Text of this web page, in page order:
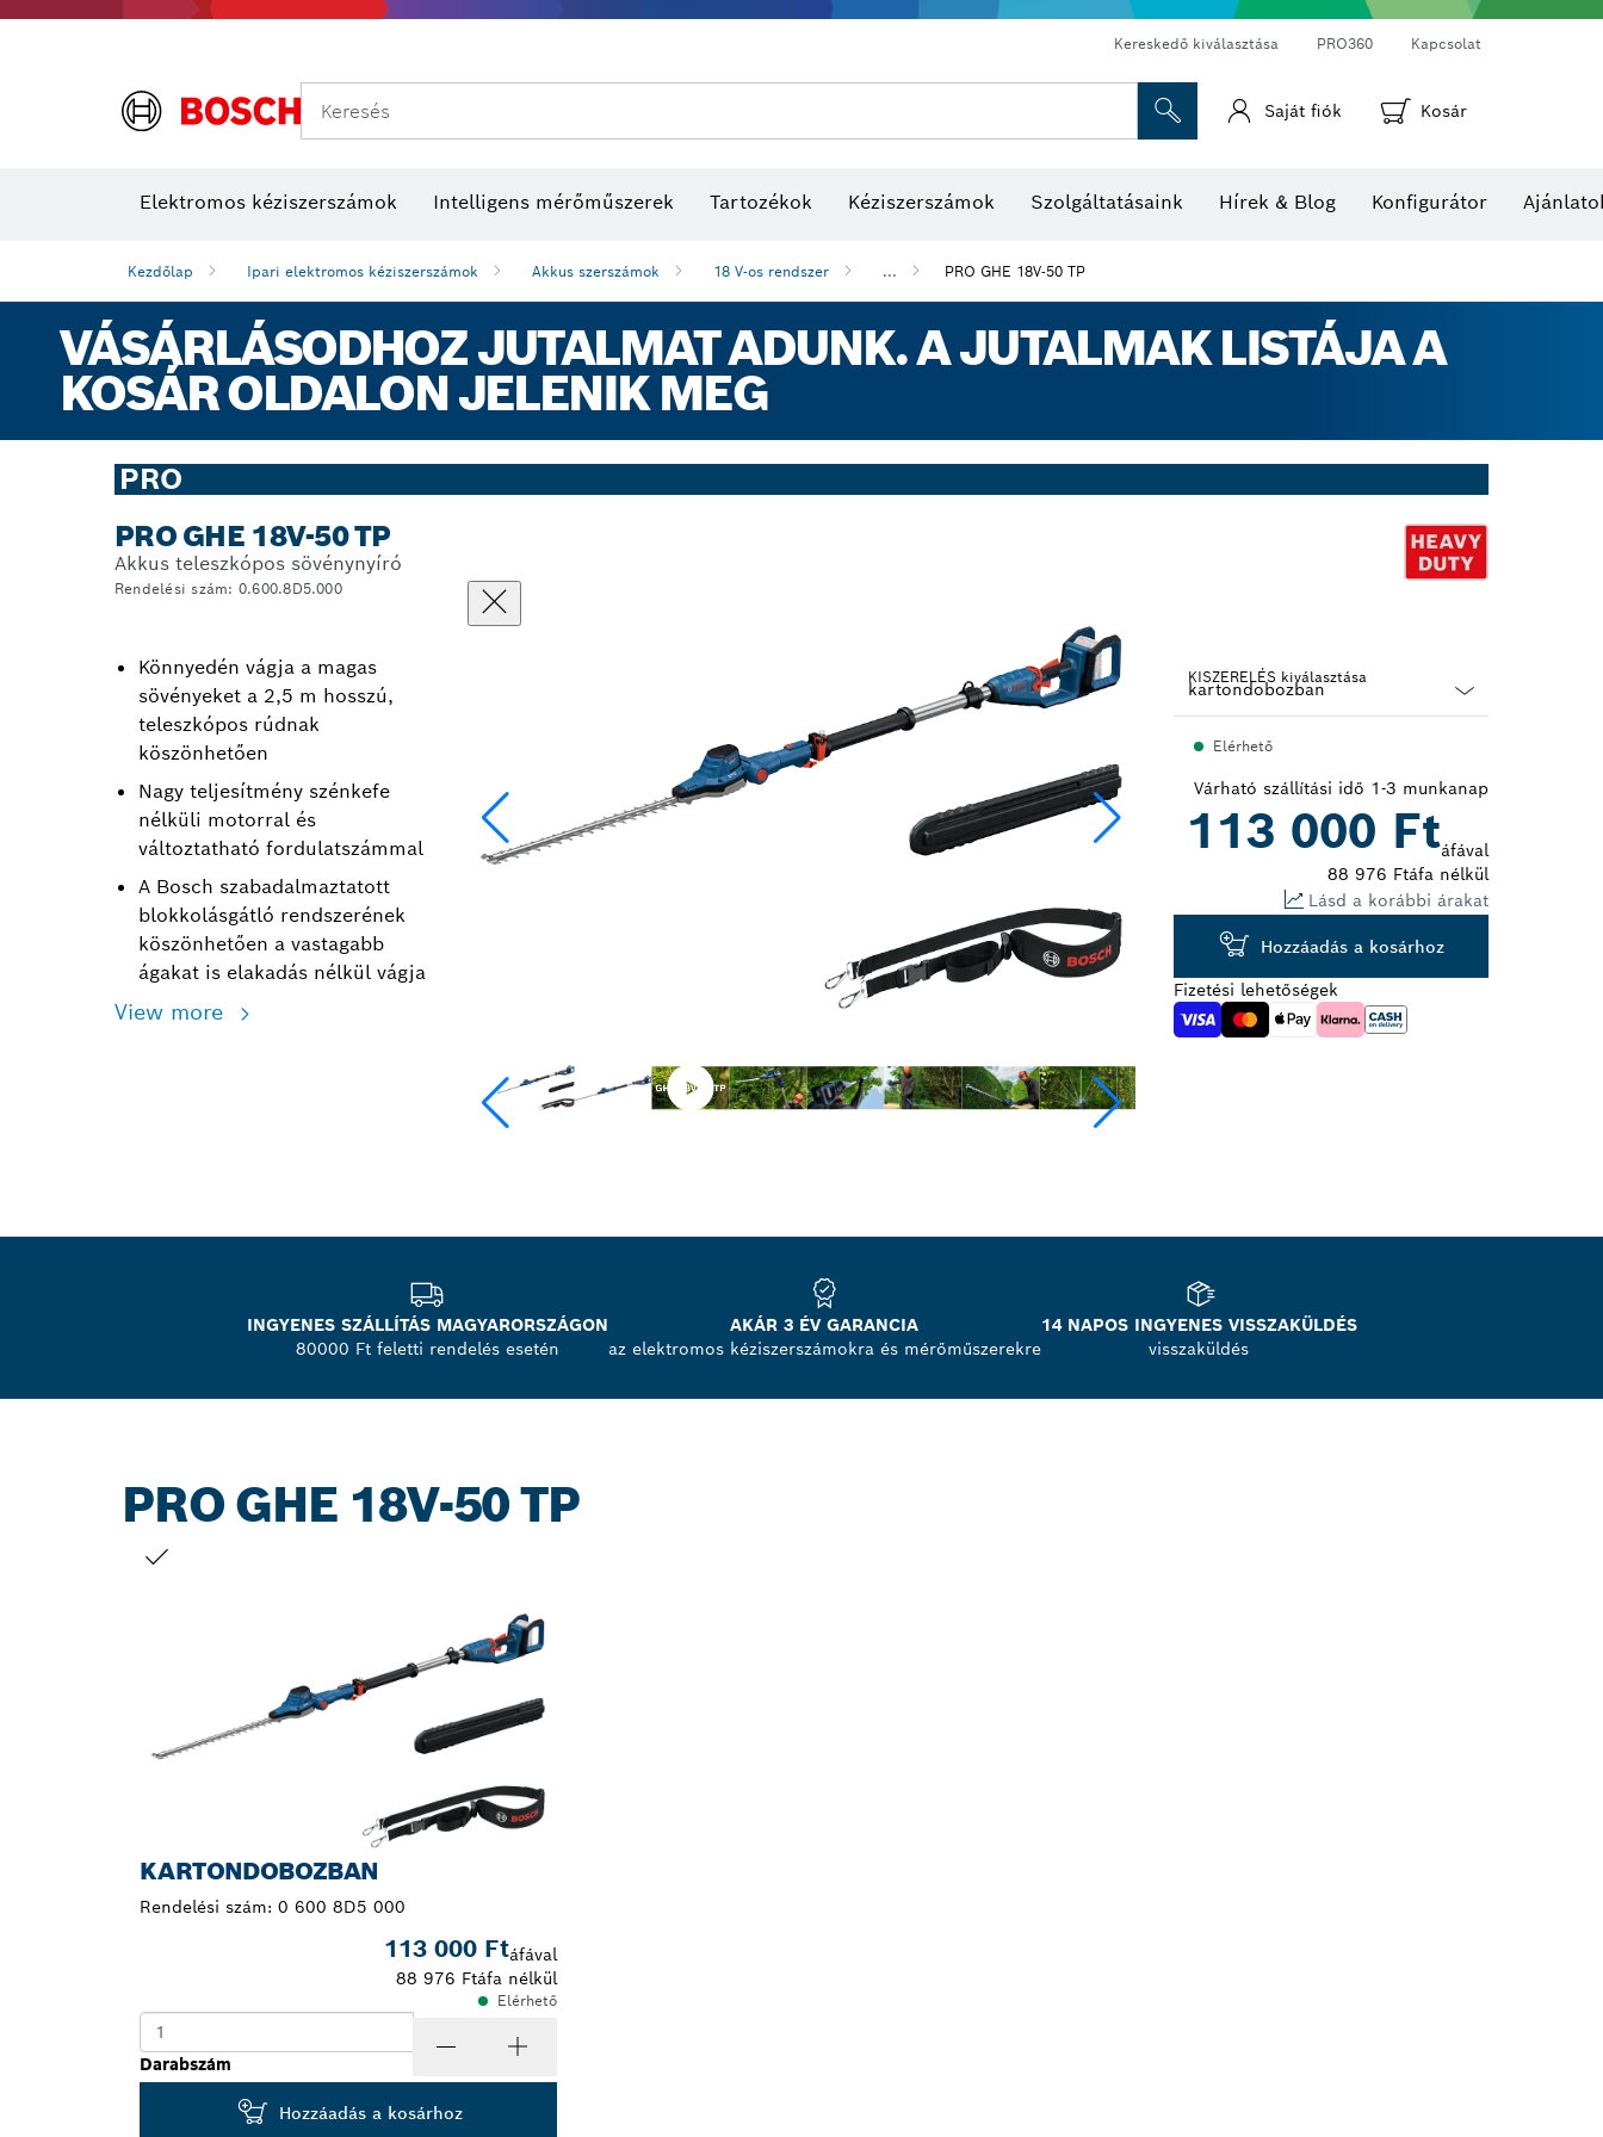
Kereskedő kiválasztása PRO360 Kapcsolat
Keresés Saját fiók Kosár
Elektromos kéziszerszámok Intelligens mérőműszerek Tartozékok Kéziszerszámok Szolgáltatásaink Hírek & Blog Konfigurátor
Kezdőlap Ipari elektromos kéziszerszámok Akkus szerszámok 18 V-os rendszer ... PRO GHE 18V-50 TP
VÁSÁRLÁSODHOZ JUTALMAT ADUNK. A JUTALMAK LISTÁJA A
KOSÁR OLDALON JELENIK MEG
PRO
PRO GHE 18V-50 TP
Akkus teleszkópos sövénynyíró
Rendelési szám: 0.600.8D5.000
Könnyedén vágja a magas
sövényeket a 2,5 m hosszú,
teleszkópos rúdnak
köszönhetően
Nagy teljesítmény szénkefe
nélküli motorral és
változtatható fordulatszámmal
A Bosch szabadalmaztatott
blokkolásgátló rendszerének
köszönhetően a vastagabb
ágakat is elakadás nélkül vágja
View more
KISZERELÉS kiválasztása
closedElérhető
Várható szállítási idő 1-3 munkanap
113 000 Ftáfával
88 976 Ftáfa nélkül
Lásd a korábbi árakat
Hozzáadás a kosárhoz
Fizetési lehetőségek
INGYENES SZÁLLÍTÁS MAGYARORSZÁGON
80000 Ft feletti rendelés esetén
AKÁR 3 ÉV GARANCIA
az elektromos kéziszerszámokra és mérőműszerekre
14 NAPOS INGYENES VISSZAKÜLDÉS
visszaküldés
PRO GHE 18V-50 TP
KARTONDOBOZBAN
Rendelési szám: 0 600 8D5 000
113 000 Ftáfával
88 976 Ftáfa nélkül
Elérhető
Darabszám
Hozzáadás a kosárhoz